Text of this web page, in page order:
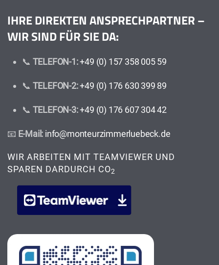
IHRE DIREKTEN ANSPRECHPARTNER –
WIR SIND FÜR SIE DA:
📞 TELEFON-1:+49 (0) 157 358 005 59
📞 TELEFON-2:+49 (0) 176 630 399 89
📞 TELEFON-3:+49 (0) 176 607 304 42
📧 E-Mail: info@monteurzimmerluebeck.de
WIR ARBEITEN MIT TEAMVIEWER UND
SPAREN DARDURCH CO2